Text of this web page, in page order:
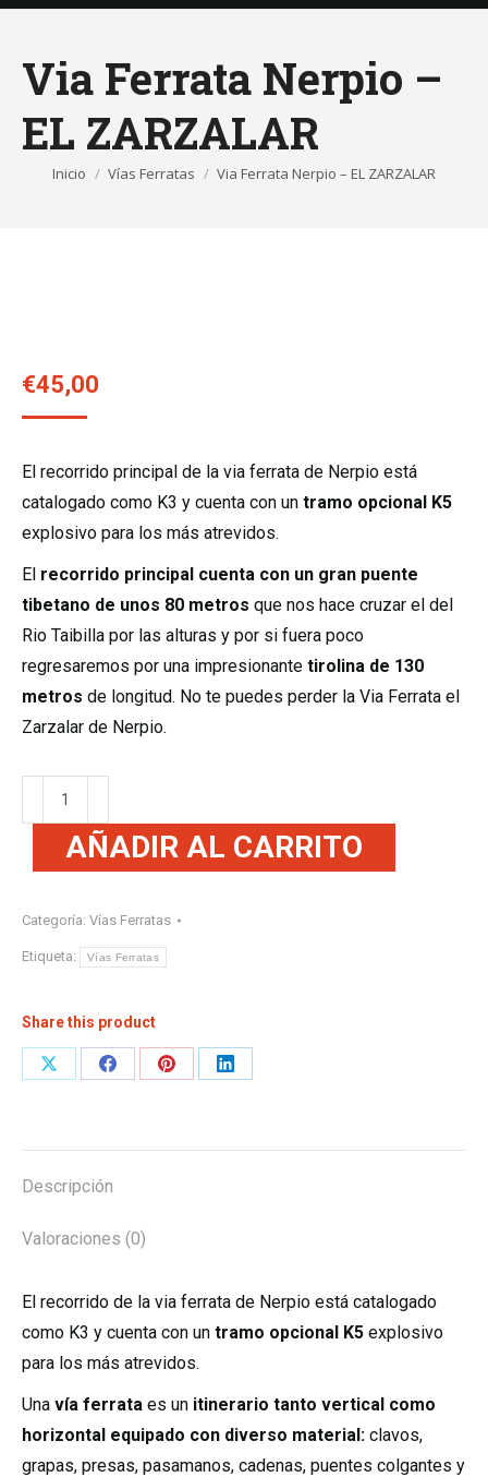
Via Ferrata Nerpio –
EL ZARZALAR
Estás aquí:
Inicio Vías Ferratas Via Ferrata Nerpio – EL ZARZALAR
€45,00
El recorrido principal de la via ferrata de Nerpio está
catalogado como K3 y cuenta con un tramo opcional K5
explosivo para los más atrevidos.
El recorrido principal cuenta con un gran puente
tibetano de unos 80 metros que nos hace cruzar el del
Rio Taibilla por las alturas y por si fuera poco
regresaremos por una impresionante tirolina de 130
metros de longitud. No te puedes perder la Via Ferrata el
Zarzalar de Nerpio.
AÑADIR AL CARRITO
Categoría: Vías Ferratas
Etiqueta: Vías Ferratas
Share this product
Descripción
Valoraciones (0)
El recorrido de la via ferrata de Nerpio está catalogado
como K3 y cuenta con un tramo opcional K5 explosivo
para los más atrevidos.
Una vía ferrata es un itinerario tanto vertical como
horizontal equipado con diverso material: clavos,
grapas, presas, pasamanos, cadenas, puentes colgantes y